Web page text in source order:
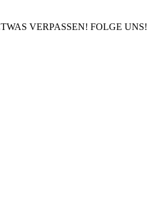
VERPASSEN! FOLGE UNS!